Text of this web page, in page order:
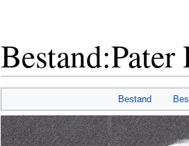
Bestand